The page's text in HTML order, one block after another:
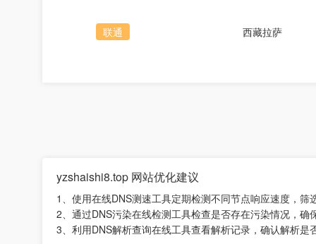
联通 西藏拉萨
yzshaishi8.top 网站优化建议
1、使用在线DNS测速工具定期检测不同节点响应速度，筛
2、通过DNS污染在线检测工具检查是否存在污染情况，确
3、利用DNS解析查询在线工具查看解析记录，确认解析